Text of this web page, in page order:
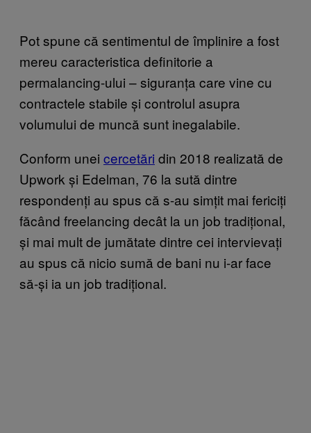
Pot spune că sentimentul de împlinire a fost
mereu caracteristica definitorie a
permalancing-ului – siguranța care vine cu
contractele stabile și controlul asupra
volumului de muncă sunt inegalabile.
Conform unei cercetări din 2018 realizată de
Upwork și Edelman, 76 la sută dintre
respondenți au spus că s-au simțit mai fericiți
făcând freelancing decât la un job tradițional,
și mai mult de jumătate dintre cei intervievați
au spus că nicio sumă de bani nu i-ar face
să-și ia un job tradițional.